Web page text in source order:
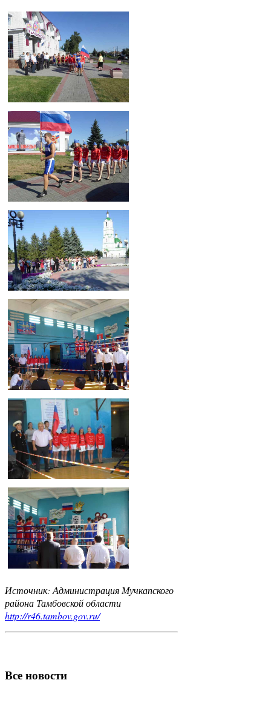
Источник: Администрация Мучкапского
района Тамбовской области
http://r46.tambov.gov.ru/
Все новости